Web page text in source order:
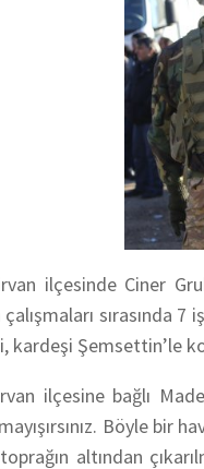
ilçesinde Ciner
sırasında 7
kardeşi Şemsettin’le
ilçesine bağlı
Böyle bir
altından